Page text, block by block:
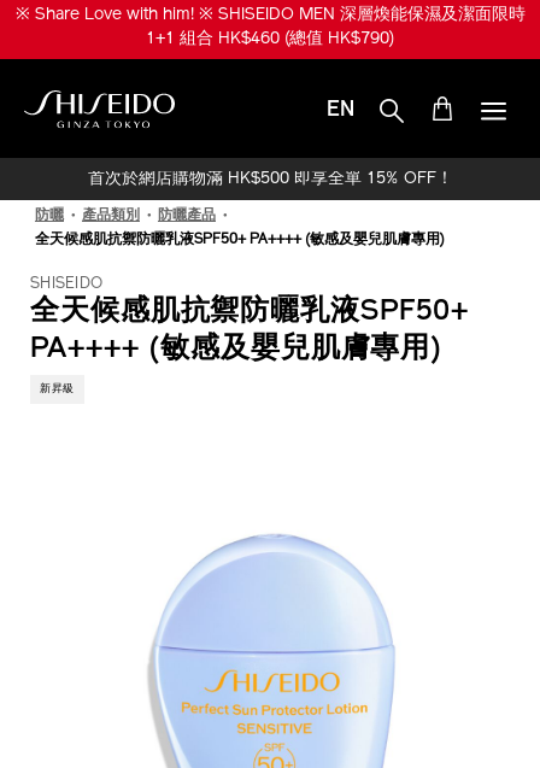
※ Share Love with him! ※ SHISEIDO MEN 深層煥能保濕及潔面限時
1+1 組合 HK$460 (總值 HK$790)
EN
首次於網店購物滿 HK$500 即享全單 15% OFF！
防曬 產品類別
防曬產品
全天候感肌抗禦防曬乳液SPF50+ PA++++ (敏感及嬰兒肌膚專用)
SHISEIDO
全天候感肌抗禦防曬乳液SPF50+
PA++++ (敏感及嬰兒肌膚專用)
新昇級